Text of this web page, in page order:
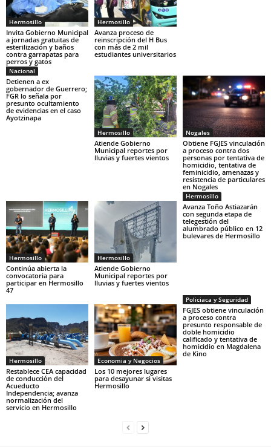
Hermosillo
Invita Gobierno Municipal
a jornadas gratuitas de
esterilización y baños
contra garrapatas para
perros y gatos
Hermosillo
Avanza proceso de
reinscripción del H Bus
con más de 2 mil
estudiantes universitarios
Nacional
Detienen a ex
gobernador de Guerrero;
FGR lo señala por
presunto ocultamiento
de evidencias en el caso
Ayotzinapa
Hermosillo
Atiende Gobierno
Municipal reportes por
lluvias y fuertes vientos
Nogales
Obtiene FGJES vinculación
a proceso contra dos
personas por tentativa de
homicidio, tentativa de
feminicidio, amenazas y
resistencia de particulares
en Nogales
Hermosillo
Continúa abierta la
convocatoria para
participar en Hermosillo
47
Hermosillo
Atiende Gobierno
Municipal reportes por
lluvias y fuertes vientos
Hermosillo
Avanza Toño Astiazarán
con segunda etapa de
telegestión del
alumbrado público en 12
bulevares de Hermosillo
Hermosillo
Restablece CEA capacidad
de conducción del
Acueducto
Independencia; avanza
normalización del
servicio en Hermosillo
Economia y Negocios
Los 10 mejores lugares
para desayunar si visitas
Hermosillo
Policiaca y Seguridad
FGJES obtiene vinculación
a proceso contra
presunto responsable de
doble homicidio
calificado y tentativa de
homicidio en Magdalena
de Kino